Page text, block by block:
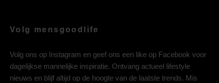
Volg mensgoodlife
Volg ons op Instagram en geef ons een like op Facebook voor
dagelijkse mannelijke inspiratie. Ontvang actueel lifestyle
nieuws en blijf altijd op de hoogte van de laatste trends. Mis